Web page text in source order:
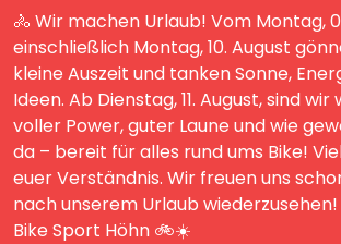
🚴 Wir machen Urlaub! Vom Montag,
einschließlich Montag, 10. August
kleine Auszeit und tanken Sonne,
Ideen. Ab Dienstag, 11. August, sind
voller Power, guter Laune und wie
da – bereit für alles rund ums Bike!
euer Verständnis. Wir freuen uns
nach unserem Urlaub
Bike Sport Höhn 🚲☀️